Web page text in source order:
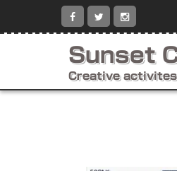
テ
ス
Sunset
Creative